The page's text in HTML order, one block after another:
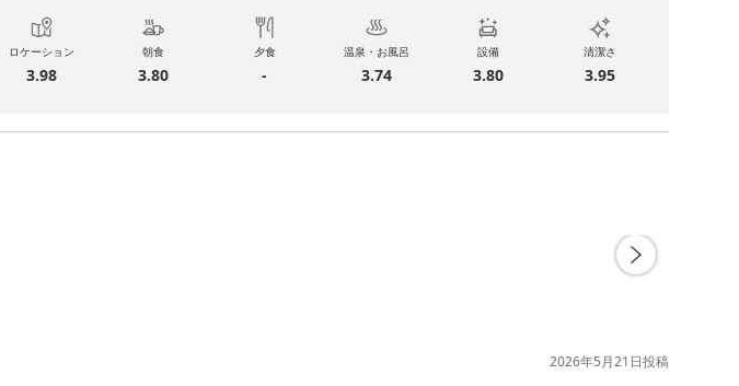
ロケーション
3.98
朝食
3.80
夕食
-
温泉・お風呂
3.74
設備
3.80
清潔さ
3.95
2026年5月21日投稿